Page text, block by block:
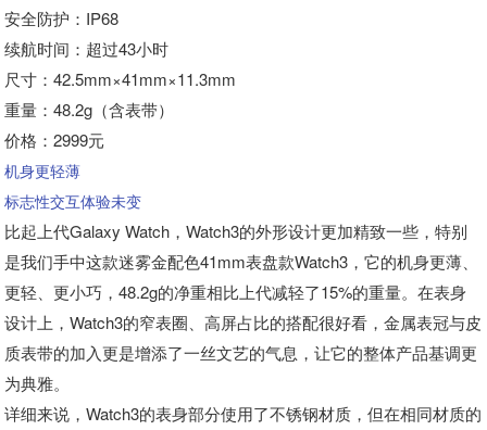
安全防护：IP68
续航时间：超过43小时
尺寸：42.5mm×41mm×11.3mm
重量：48.2g（含表带）
价格：2999元
机身更轻薄
标志性交互体验未变
比起上代Galaxy Watch，Watch3的外形设计更加精致一些，特别
是我们手中这款迷雾金配色41mm表盘款Watch3，它的机身更薄、
更轻、更小巧，48.2g的净重相比上代减轻了15%的重量。在表身
设计上，Watch3的窄表圈、高屏占比的搭配很好看，金属表冠与皮
质表带的加入更是增添了一丝文艺的气息，让它的整体产品基调更
为典雅。
详细来说，Watch3的表身部分使用了不锈钢材质，但在相同材质的